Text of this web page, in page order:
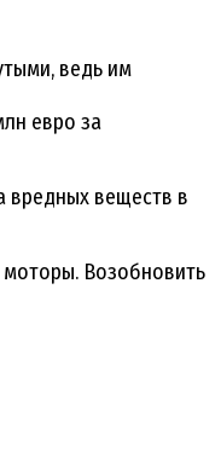
ведь им
евро за
вредных веществ в
моторы. Возобновить